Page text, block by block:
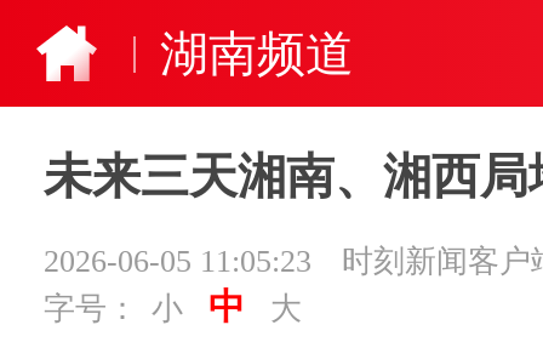
湖南频道
未来三天湘南、湘西
2026-06-05 11:05:23
时刻新闻客户
字号：
小 中 大